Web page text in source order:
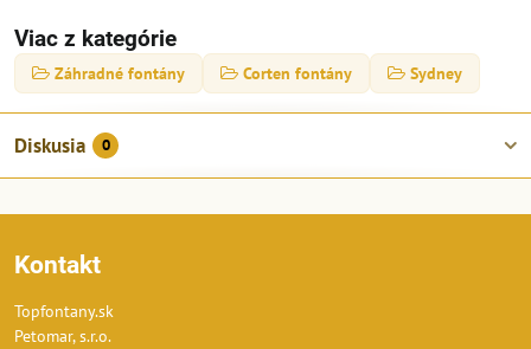
Viac z kategórie
Záhradné fontány Corten fontány Sydney
Diskusia 0
Kontakt
Topfontany.sk
Petomar, s.r.o.